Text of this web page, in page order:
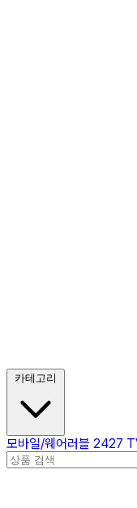
카테고리
모바일/웨어러블 2427